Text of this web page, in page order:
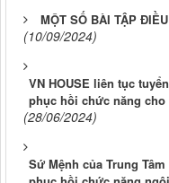
MỘT SỐ BÀI TẬP
(10/09/2024)
VN HOUSE liên tục
phục hồi chức năng cho
(28/06/2024)
Sứ Mệnh của Trung